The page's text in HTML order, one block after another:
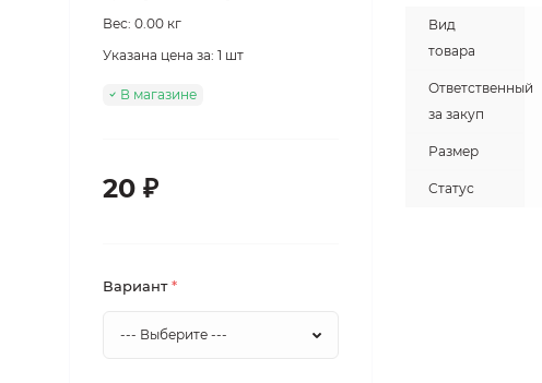
Вес: 0.00 кг
Указана цена за: 1 шт
В магазине
20 ₽
Вариант*
Вид
товара
Ответственный
за закуп
Размер
Статус